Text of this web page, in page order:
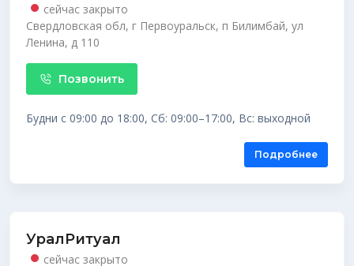
сейчас закрыто
Свердловская обл, г Первоуральск, п Билимбай, ул
Ленина, д 110
Позвонить
Будни с 09:00 до 18:00, Сб: 09:00–17:00, Вс: выходной
Подробнее
УралРитуал
сейчас закрыто